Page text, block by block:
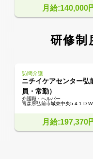
月給:140,000
研修制
訪問介護
ニチイケアセンター弘
員・常勤）
介護職・ヘルパー
青森県弘前市城東中央5-4-1 D-
月給:197,370